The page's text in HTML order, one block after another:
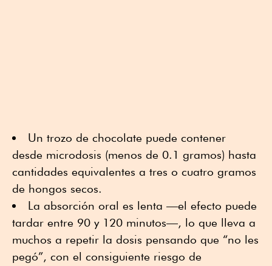
Un trozo de chocolate puede contener
desde microdosis (menos de 0.1 gramos) hasta
cantidades equivalentes a tres o cuatro gramos
de hongos secos.
La absorción oral es lenta —el efecto puede
tardar entre 90 y 120 minutos—, lo que lleva a
muchos a repetir la dosis pensando que “no les
pegó”, con el consiguiente riesgo de